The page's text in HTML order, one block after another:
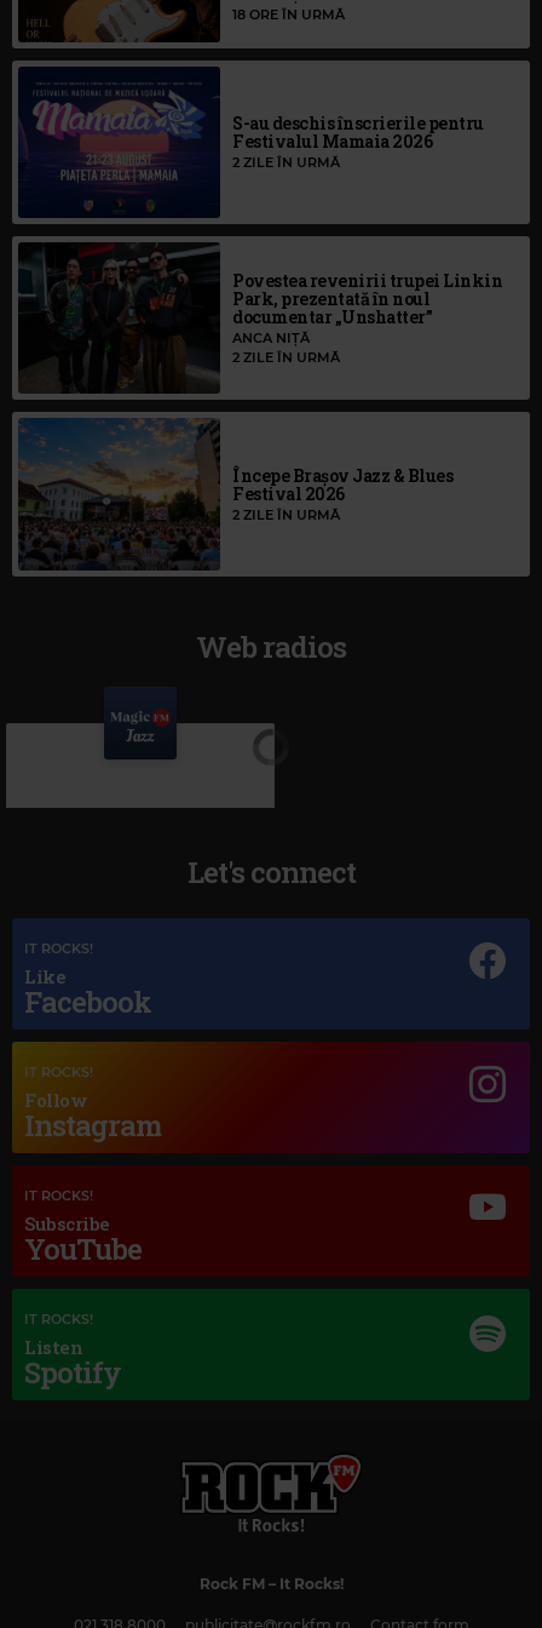
18 ORE ÎN URMĂ
S-au deschis înscrierile pentru
Festivalul Mamaia 2026
2 ZILE ÎN URMĂ
Povestea revenirii trupei Linkin
Park, prezentată în noul
documentar „Unshatter”
ANCA NIȚĂ
2 ZILE ÎN URMĂ
Începe Brașov Jazz & Blues
Festival 2026
2 ZILE ÎN URMĂ
Web radios
Magic Jazz
Magic Classic Music
Let's connect
IT ROCKS!
Like
Facebook
IT ROCKS!
Follow
Instagram
IT ROCKS!
Subscribe
YouTube
IT ROCKS!
Listen
Spotify
Rock FM– It Rocks!